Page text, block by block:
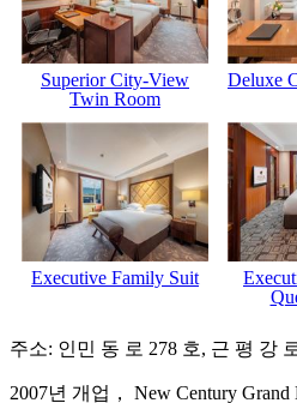
Superior City-View
Twin Room
Deluxe
Executive Family Suit
주소: 인민 동 로 278 호, 근 평 강
2007년 개업， New Century Grand